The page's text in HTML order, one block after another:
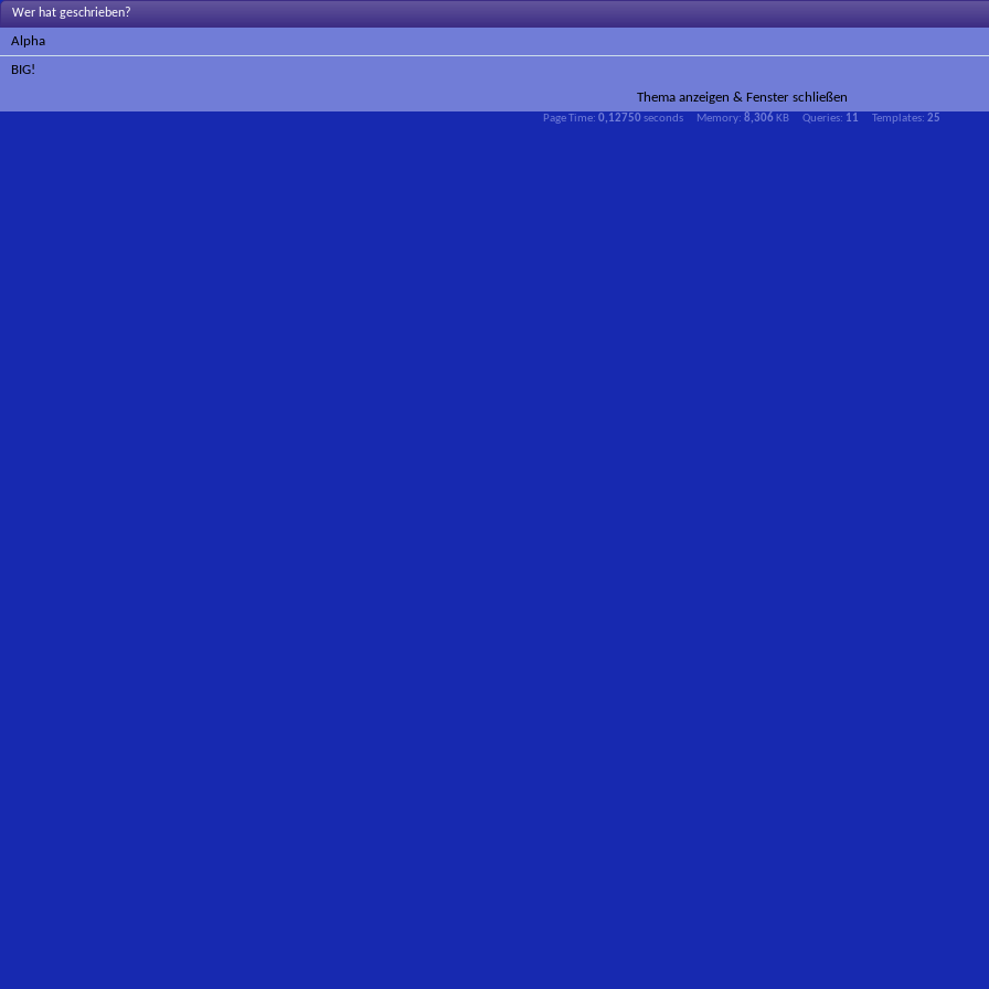
Wer hat geschrieben?
Alpha
BIG!
Thema anzeigen & Fenster schließen
Page Time: 0,12750seconds Memory: 8,306 KB Queries: 11 Templates: 25